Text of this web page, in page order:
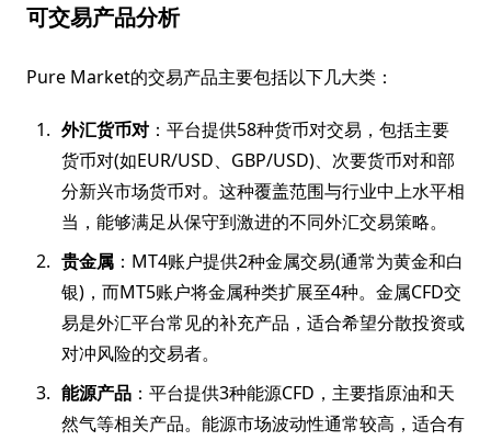
可交易产品分析
Pure Market的交易产品主要包括以下几大类：
外汇货币对 ：平台提供58种货币对交易，包括主要
货币对(如EUR/USD、GBP/USD)、次要货币对和部
分新兴市场货币对。这种覆盖范围与行业中上水平相
当，能够满足从保守到激进的不同外汇交易策略。
贵金属 ：MT4账户提供2种金属交易(通常为黄金和白
银)，而MT5账户将金属种类扩展至4种。金属CFD交
易是外汇平台常见的补充产品，适合希望分散投资或
对冲风险的交易者。
能源产品 ：平台提供3种能源CFD，主要指原油和天
然气等相关产品。能源市场波动性通常较高，适合有